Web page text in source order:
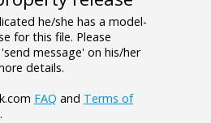
he/she has a model-
for this file. Please
message' on his/her
details.
FAQ and Terms of